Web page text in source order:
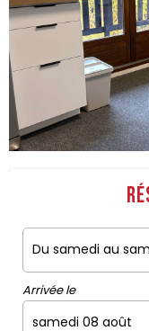
Arrivée le